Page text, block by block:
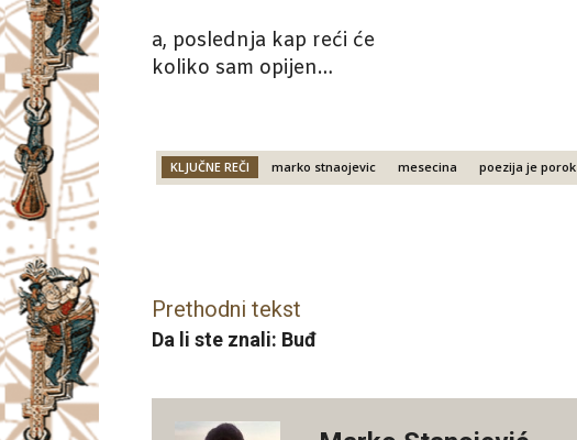
a, poslednja kap reći će
koliko sam opijen…
KLJUČNE REČI marko stnaojevic mesecina poezija je porok
Prethodni tekst
Da li ste znali: Buđ